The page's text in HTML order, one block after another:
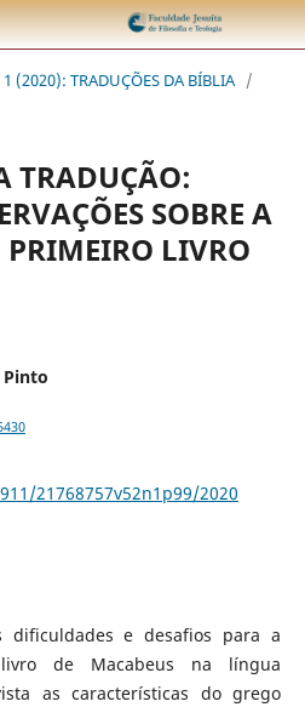
(2020): TRADUÇÕES DA BÍBLIA /
TRADUÇÃO:
SOBRE A
LIVRO
Pinto
21768757v52n1p99/2020
dificuldades e desafios para a
de Macabeus na língua
as características do grego